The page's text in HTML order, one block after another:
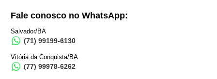
Fale conosco no WhatsApp:
Salvador/BA
(71) 99199-6130
Vitória da Conquista/BA
(77) 99978-6262